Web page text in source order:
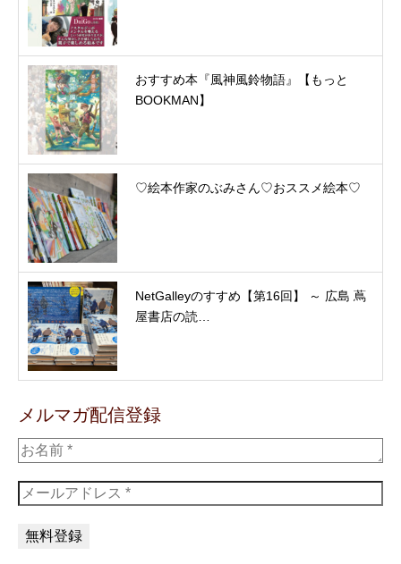
おすすめ本『風神風鈴物語』【もっと
BOOKMAN】
♡絵本作家のぶみさん♡おススメ絵本♡
NetGalleyのすすめ【第16回】 ～ 広島 蔦
屋書店の読…
メルマガ配信登録